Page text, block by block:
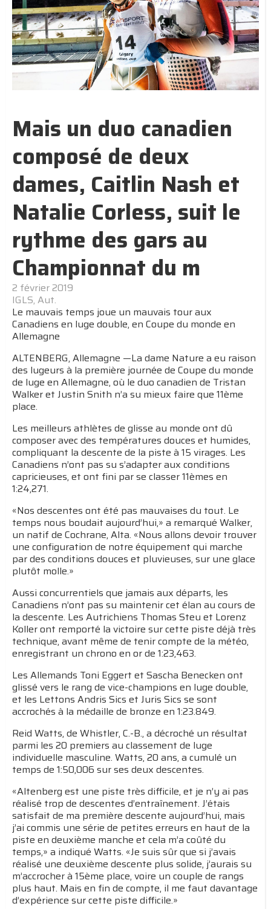
Mais un duo canadien
composé de deux
dames, Caitlin Nash et
Natalie Corless, suit le
rythme des gars au
Championnat du m
2 février 2019
IGLS, Aut.
Le mauvais temps joue un mauvais tour aux
Canadiens en luge double, en Coupe du monde en
Allemagne
ALTENBERG, Allemagne —La dame Nature a eu raison
des lugeurs à la première journée de Coupe du monde
de luge en Allemagne, où le duo canadien de Tristan
Walker et Justin Snith n’a su mieux faire que 11ème
place.
Les meilleurs athlètes de glisse au monde ont dû
composer avec des températures douces et humides,
compliquant la descente de la piste à 15 virages. Les
Canadiens n’ont pas su s’adapter aux conditions
capricieuses, et ont fini par se classer 11èmes en
1:24,271.
«Nos descentes ont été pas mauvaises du tout. Le
temps nous boudait aujourd’hui,» a remarqué Walker,
un natif de Cochrane, Alta. «Nous allons devoir trouver
une configuration de notre équipement qui marche
par des conditions douces et pluvieuses, sur une glace
plutôt molle.»
Aussi concurrentiels que jamais aux départs, les
Canadiens n’ont pas su maintenir cet élan au cours de
la descente. Les Autrichiens Thomas Steu et Lorenz
Koller ont remporté la victoire sur cette piste déjà très
technique, avant même de tenir compte de la météo,
enregistrant un chrono en or de 1:23,463.
Les Allemands Toni Eggert et Sascha Benecken ont
glissé vers le rang de vice-champions en luge double,
et les Lettons Andris Sics et Juris Sics se sont
accrochés à la médaille de bronze en 1:23.849.
Reid Watts, de Whistler, C.-B., a décroché un résultat
parmi les 20 premiers au classement de luge
individuelle masculine. Watts, 20 ans, a cumulé un
temps de 1:50,006 sur ses deux descentes.
«Altenberg est une piste très difficile, et je n’y ai pas
réalisé trop de descentes d’entraînement. J’étais
satisfait de ma première descente aujourd’hui, mais
j’ai commis une série de petites erreurs en haut de la
piste en deuxième manche et cela m’a coûté du
temps,» a indiqué Watts. «Je suis sûr que si j’avais
réalisé une deuxième descente plus solide, j’aurais su
m’accrocher à 15ème place, voire un couple de rangs
plus haut. Mais en fin de compte, il me faut davantage
d’expérience sur cette piste difficile.»